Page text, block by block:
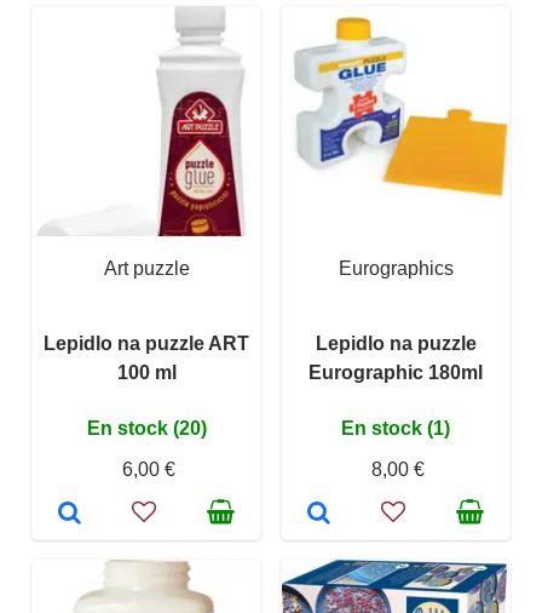
Art puzzle
Lepidlo na puzzle ART
100 ml
En stock (20)
6,00 €
Eurographics
Lepidlo na puzzle
Eurographic 180ml
En stock (1)
8,00 €